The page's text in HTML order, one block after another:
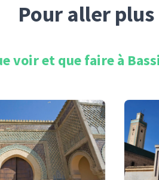
Pour aller
voir et que faire à